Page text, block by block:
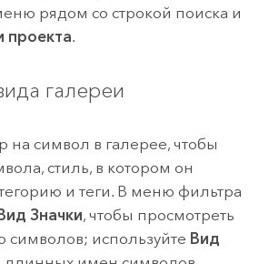
рядом со строкой поиска и
проекта.
галереи
на символ в галерее, чтобы
стиль, в котором он
и теги. В меню фильтра
Вид Значки, чтобы просмотреть
символов; используйте Вид